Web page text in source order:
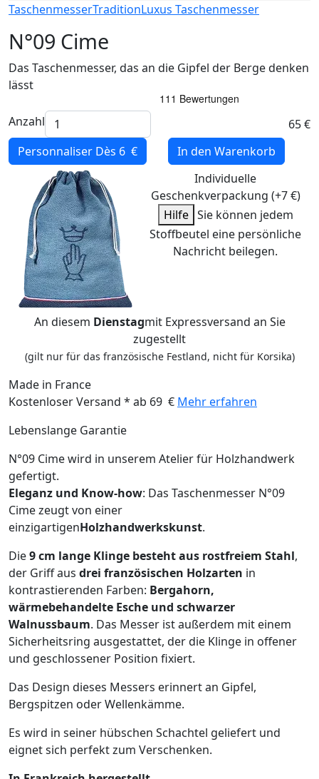
TaschenmesserTraditionLuxus Taschenmesser
N°09 Cime
Das Taschenmesser, das an die Gipfel der Berge denken
lässt
Anzahl
65 €
Personnaliser Dès 6 €
In den Warenkorb
Individuelle
Geschenkverpackung (+7 €)
Hilfe Sie können jedem
Stoffbeutel eine persönliche
Nachricht beilegen.
An diesem Dienstagmit Expressversand an Sie
zugestellt
(gilt nur für das französische Festland, nicht für Korsika)
Made in France
Kostenloser Versand * ab 69 € Mehr erfahren
Lebenslange Garantie
N°09 Cime wird in unserem Atelier für Holzhandwerk
gefertigt.
Eleganz und Know-how: Das Taschenmesser N°09
Cime zeugt von einer
einzigartigenHolzhandwerkskunst.
Die9 cm lange Klinge besteht aus rostfreiem Stahl,
der Griff aus drei französischen Holzarten in
kontrastierenden Farben: Bergahorn,
wärmebehandelte Esche und schwarzer
Walnussbaum. Das Messer ist außerdem mit einem
Sicherheitsring ausgestattet, der die Klinge in offener
und geschlossener Position fixiert.
Das Design dieses Messers erinnert an Gipfel,
Bergspitzen oder Wellenkämme.
Es wird in seiner hübschen Schachtel geliefert und
eignet sich perfekt zum Verschenken.